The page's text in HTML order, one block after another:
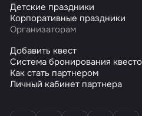
Детские праздники
Корпоративные праздники
Организаторам
Добавить квест
Система бронирования
Как стать партнером
Личный кабинет партнера